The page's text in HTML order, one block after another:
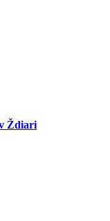
Ždiari